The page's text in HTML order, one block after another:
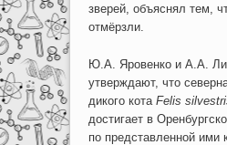
зверей, объяснял тем,
отмёрзли.
Ю.А. Яровенко и А.А.
утверждают, что
дикого кота Felis
достигает в
по представленной ими